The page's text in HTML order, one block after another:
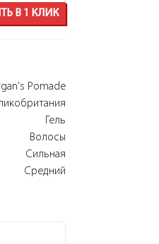
В 1 КЛИК
Pomade
Гель
Волосы
Сильная
Средний